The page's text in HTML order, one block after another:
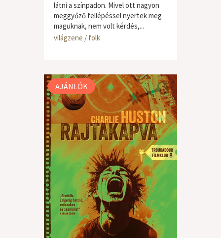
látni a színpadon. Mivel ott nagyon
meggyőző fellépéssel nyertek meg
maguknak, nem volt kérdés,...
világzene / folk
AJÁNLÓK